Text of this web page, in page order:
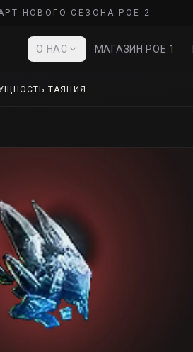
НОВОГО СЕЗОНА POE 2
О НАС МАГАЗИН POE 1
ТАЯНИЯ